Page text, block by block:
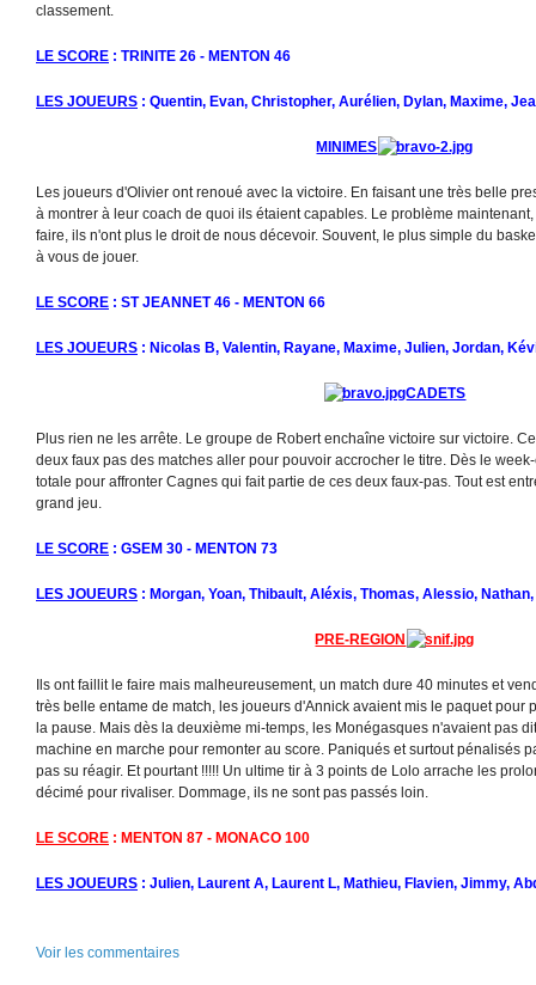
classement.
LE SCORE : TRINITE 26 - MENTON 46
LES JOUEURS : Quentin, Evan, Christopher, Aurélien, Dylan, Maxime,
MINIMES
Les joueurs d'Olivier ont renoué avec la victoire. En faisant une très belle
à montrer à leur coach de quoi ils étaient capables. Le problème
faire, ils n'ont plus le droit de nous décevoir. Souvent, le plus simple du
à vous de jouer.
LE SCORE : ST JEANNET 46 - MENTON 66
LES JOUEURS : Nicolas B, Valentin, Rayane, Maxime, Julien, Jordan,
CADETS
Plus rien ne les arrête. Le groupe de Robert enchaîne victoire sur victoire.
deux faux pas des matches aller pour pouvoir accrocher le titre. Dès le
totale pour affronter Cagnes qui fait partie de ces deux faux-pas. Tout est
grand jeu.
LE SCORE : GSEM 30 - MENTON 73
LES JOUEURS : Morgan, Yoan, Thibault, Aléxis, Thomas, Alessio,
PRE-REGION
Ils ont faillit le faire mais malheureusement, un match dure 40 minutes et
très belle entame de match, les joueurs d'Annick avaient mis le paquet pour
la pause. Mais dès la deuxième mi-temps, les Monégasques n'avaient pas
machine en marche pour remonter au score. Paniqués et surtout pénalisés
pas su réagir. Et pourtant !!!!! Un ultime tir à 3 points de Lolo arrache les
décimé pour rivaliser. Dommage, ils ne sont pas passés loin.
LE SCORE : MENTON 87 - MONACO 100
LES JOUEURS : Julien, Laurent A, Laurent L, Mathieu, Flavien, Jimmy,
Voir les commentaires